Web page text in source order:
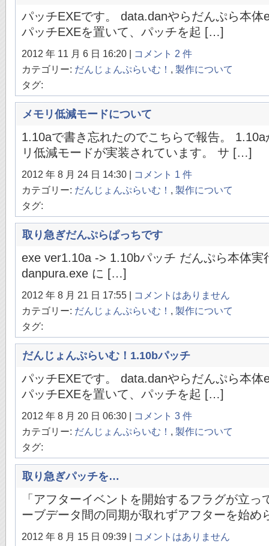
パッチEXEです。 data.danやらだんぷら本
パッチEXEを置いて、パッチを起 […]
2012 年 11 月 6 日 16:20 | コメント 2 件
カテゴリー: だんじょんぷらいむ！ , 製作について
タグ:
メモリ低減モードについて
1.10aで書き忘れたのでこちらで報告。
リ低減モードが実装されています。 サ […]
2012 年 8 月 24 日 14:30 | コメント 1 件
カテゴリー: だんじょんぷらいむ！ , 製作について
タグ:
取り急ぎだんぷらぱっちです
exe ver1.10a -> 1.10bパッチ だんぷら本体実
danpura.exe に […]
2012 年 8 月 21 日 17:55 | コメントはありません
カテゴリー: だんじょんぷらいむ！ , 製作について
タグ:
だんじょんぷらいむ！1.10bパッチ
パッチEXEです。 data.danやらだんぷら本
パッチEXEを置いて、パッチを起 […]
2012 年 8 月 20 日 06:30 | コメント 3 件
カテゴリー: だんじょんぷらいむ！ , 製作について
タグ:
取り急ぎパッチを…
「アフターイベントを開始するフラグが立
ーブデータ間の同期が取れずアフターを始
2012 年 8 月 15 日 09:39 | コメントはありません